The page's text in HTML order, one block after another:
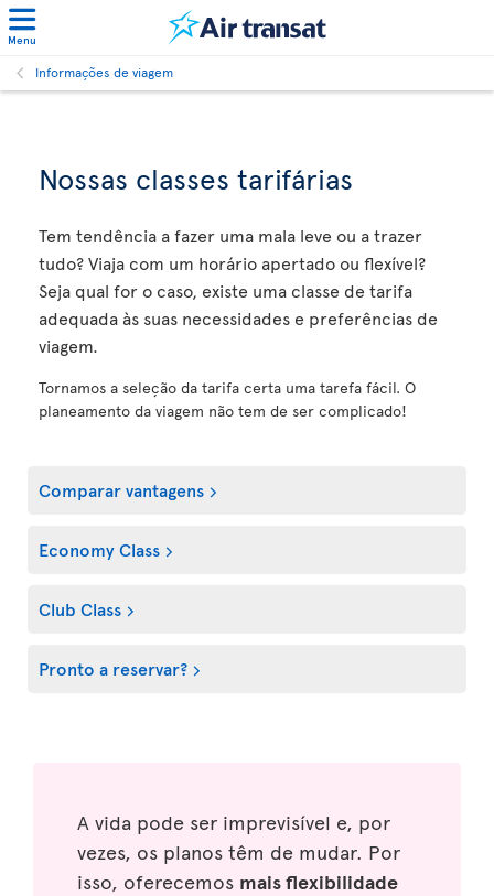
Menu
Informações de viagem
Nossas classes tarifárias
Tem tendência a fazer uma mala leve ou a trazer
tudo? Viaja com um horário apertado ou flexível?
Seja qual for o caso, existe uma classe de tarifa
adequada às suas necessidades e preferências de
viagem.
Tornamos a seleção da tarifa certa uma tarefa fácil. O
planeamento da viagem não tem de ser complicado!
Comparar vantagens
Economy Class
Club Class
Pronto a reservar?
A vida pode ser imprevisível e, por
vezes, os planos têm de mudar. Por
isso, oferecemos mais flexibilidade